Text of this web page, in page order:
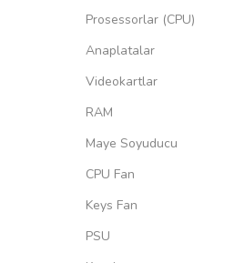
Prosessorlar (CPU)
Anaplatalar
Videokartlar
RAM
Maye Soyuducu
CPU Fan
Keys Fan
PSU